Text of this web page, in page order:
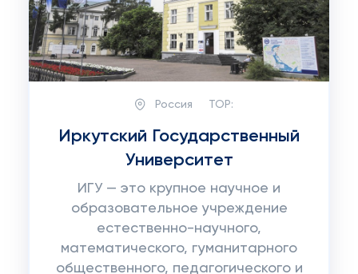
Россия TOP:
Иркутский Государственный
Университет
ИГУ — это крупное научное и
образовательное учреждение
естественно-научного,
математического, гуманитарного
общественного, педагогического и